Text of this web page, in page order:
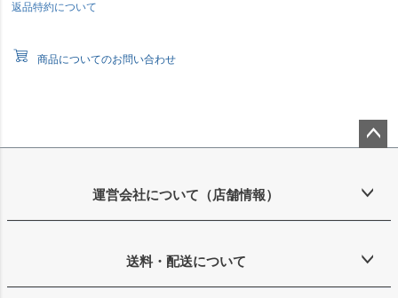
返品特約について
商品についてのお問い合わせ
ップ
運営会社について（店舗情報）
送料・配送について